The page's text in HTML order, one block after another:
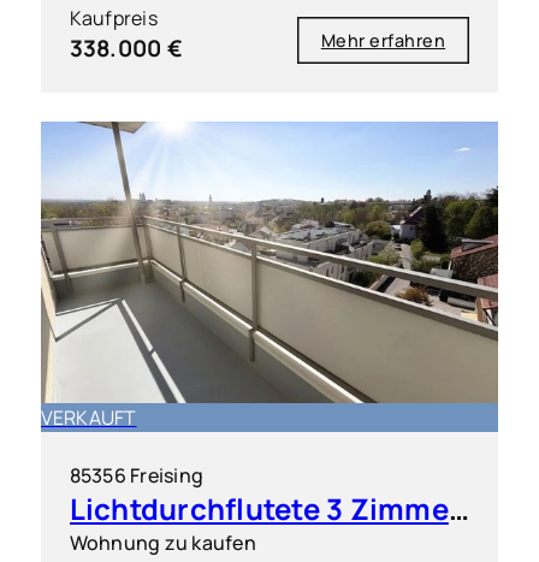
Kaufpreis
338.000 € Mehr erfahren
VERKAUFT
85356 Freising
Lichtdurchflutete 3 Zimmer-Wohnung mit traumhaften Weitblick
Wohnung zu kaufen